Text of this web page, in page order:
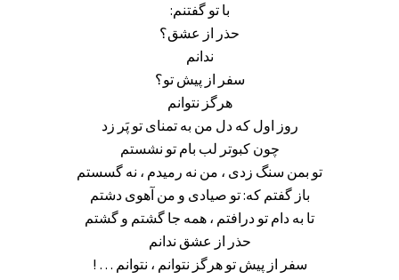
با تو گفتنم:
حذر از عشق؟
ندانم
سفر از پیش تو؟
هرگز نتوانم
روز اول که دل من به تمنای تو پَر زد
چون کبوتر لب بام تو نشستم
تو بمن سنگ زدی ، من نه رمیدم ، نه گسستم
باز گفتم که: تو صیادی و من آهوی دشتم
تا به دام تو درافتم ، همه جا گشتم و گشتم
حذر از عشق ندانم
سفر از پیش تو هرگز نتوانم ، نتوانم … !